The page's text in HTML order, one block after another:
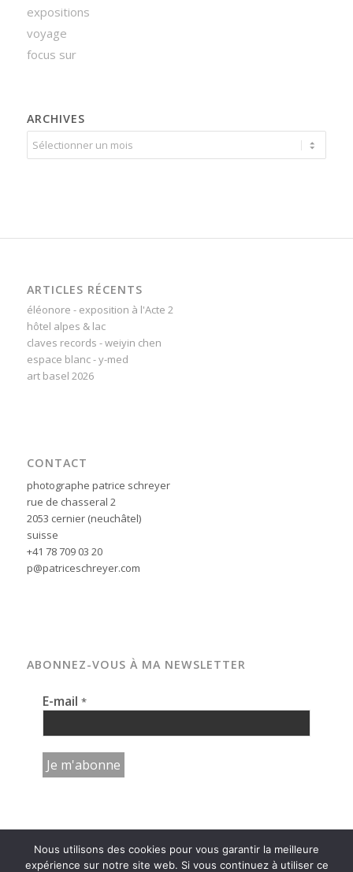
expositions
voyage
focus sur
ARCHIVES
ARTICLES RÉCENTS
éléonore - exposition à l'Acte 2
hôtel alpes & lac
claves records - weiyin chen
espace blanc - y-med
art basel 2026
CONTACT
photographe patrice schreyer
rue de chasseral 2
2053 cernier (neuchâtel)
suisse
+41 78 709 03 20
p@patriceschreyer.com
ABONNEZ-VOUS À MA NEWSLETTER
E-mail *
Nous utilisons des cookies pour vous garantir la meilleure
expérience sur notre site web. Si vous continuez à utiliser ce